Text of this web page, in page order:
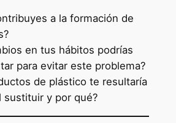
a la formación de
en tus hábitos podrías
para evitar este problema?
de plástico te resultaría
sustituir y por qué?